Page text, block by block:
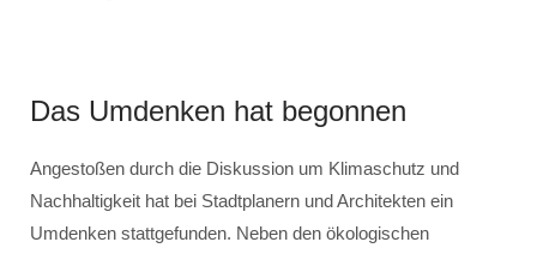
Das Umdenken hat begonnen
Angestoßen durch die Diskussion um Klimaschutz und
Nachhaltigkeit hat bei Stadtplanern und Architekten ein
Umdenken stattgefunden. Neben den ökologischen